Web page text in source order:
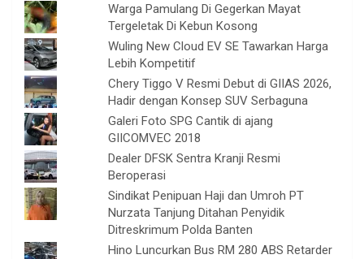
Warga Pamulang Di Gegerkan Mayat
Tergeletak Di Kebun Kosong
Wuling New Cloud EV SE Tawarkan Harga
Lebih Kompetitif
Chery Tiggo V Resmi Debut di GIIAS 2026,
Hadir dengan Konsep SUV Serbaguna
Galeri Foto SPG Cantik di ajang
GIICOMVEC 2018
Dealer DFSK Sentra Kranji Resmi
Beroperasi
Sindikat Penipuan Haji dan Umroh PT
Nurzata Tanjung Ditahan Penyidik
Ditreskrimum Polda Banten
Hino Luncurkan Bus RM 280 ABS Retarder